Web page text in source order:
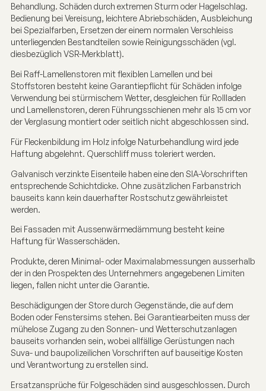
Behandlung. Schäden durch extremen Sturm oder Hagelschlag.
Bedienung bei Vereisung, leichtere Abriebschäden, Ausbleichung
bei Spezialfarben, Ersetzen der einem normalen Verschleiss
unterliegenden Bestandteilen sowie Reinigungsschäden (vgl.
diesbezüglich VSR-Merkblatt).
Bei Raff-Lamellenstoren mit flexiblen Lamellen und bei
Stoffstoren besteht keine Garantiepflicht für Schäden infolge
Verwendung bei stürmischem Wetter, desgleichen für Rollladen
und Lamellenstoren, deren Führungsschienen mehr als 15 cm vor
der Verglasung montiert oder seitlich nicht abgeschlossen sind.
Für Fleckenbildung im Holz infolge Naturbehandlung wird jede
Haftung abgelehnt. Querschliff muss toleriert werden.
Galvanisch verzinkte Eisenteile haben eine den SIA-Vorschriften
entsprechende Schichtdicke. Ohne zusätzlichen Farbanstrich
bauseits kann kein dauerhafter Rostschutz gewährleistet
werden.
Bei Fassaden mit Aussenwärmedämmung besteht keine
Haftung für Wasserschäden.
Produkte, deren Minimal- oder Maximalabmessungen ausserhalb
der in den Prospekten des Unternehmers angegebenen Limiten
liegen, fallen nicht unter die Garantie.
Beschädigungen der Store durch Gegenstände, die auf dem
Boden oder Fenstersims stehen. Bei Garantiearbeiten muss der
mühelose Zugang zu den Sonnen- und Wetterschutzanlagen
bauseits vorhanden sein, wobei allfällige Gerüstungen nach
Suva- und baupolizeilichen Vorschriften auf bauseitige Kosten
und Verantwortung zu erstellen sind.
Ersatzansprüche für Folgeschäden sind ausgeschlossen. Durch